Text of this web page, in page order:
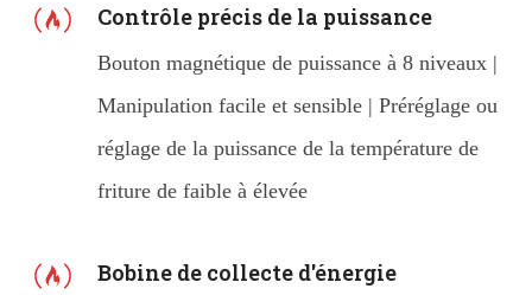
Contrôle précis de la puissance
Bouton magnétique de puissance à 8 niveaux |
Manipulation facile et sensible | Préréglage ou
réglage de la puissance de la température de
friture de faible à élevée
Bobine de collecte d'énergie